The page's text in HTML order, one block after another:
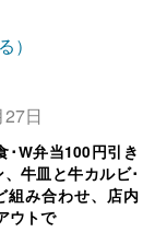
）
日
･W弁当100円引き
牛皿と牛カルビ･
組み合わせ、店内
ウトで